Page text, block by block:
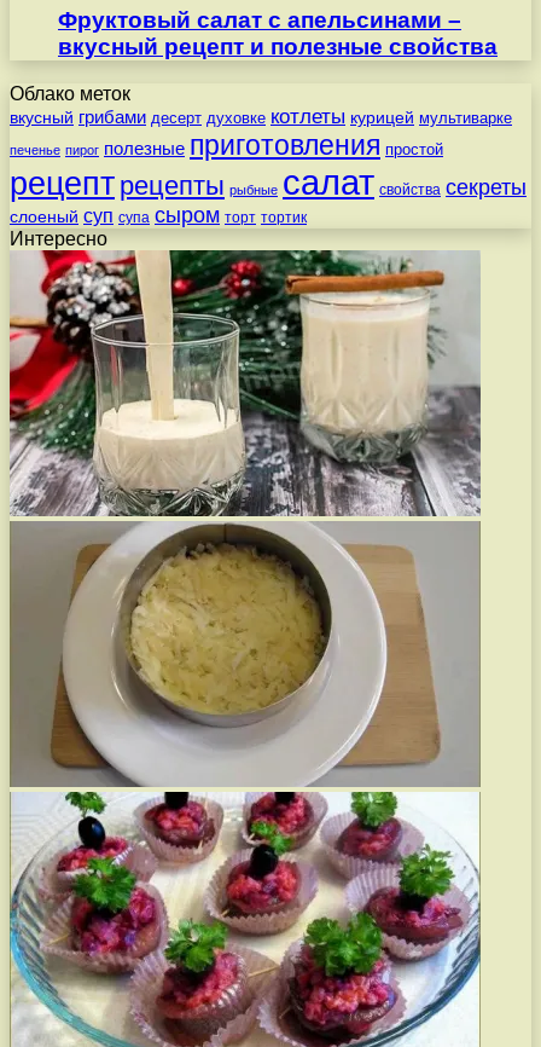
Фруктовый салат с апельсинами –
вкусный рецепт и полезные свойства
Облако меток
вкусный грибами десерт духовке котлеты курицей мультиварке
печенье пирог полезные приготовления простой
рецепт рецепты рыбные салат свойства секреты
слоеный суп супа сыром торт тортик
Интересно